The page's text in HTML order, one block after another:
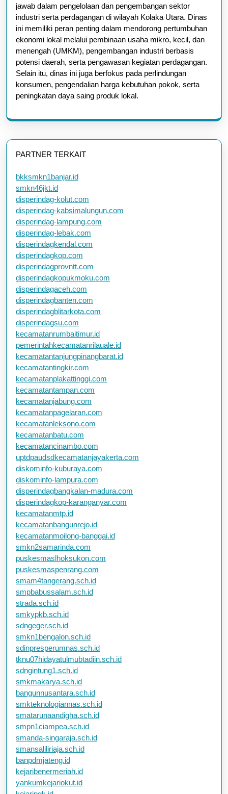
jawab dalam pengelolaan dan pengembangan sektor
industri serta perdagangan di wilayah Kolaka Utara. Dinas
ini memiliki peran penting dalam mendorong pertumbuhan
ekonomi lokal melalui pembinaan usaha mikro, kecil, dan
menengah (UMKM), pengembangan industri berbasis
potensi daerah, serta pengawasan kegiatan perdagangan.
Selain itu, dinas ini juga berfokus pada perlindungan
konsumen, pengendalian harga kebutuhan pokok, serta
peningkatan daya saing produk lokal.
PARTNER TERKAIT
bkksmkn1banjar.id
smkn46jkt.id
disperindag-kolut.com
disperindag-kabsimalungun.com
disperindag-lampung.com
disperindag-lebak.com
disperindagkendal.com
disperindagkop.com
disperindagprovntt.com
disperindagkopukmoku.com
disperindagaceh.com
disperindagbanten.com
disperindagblitarkota.com
disperindagsu.com
kecamatanrumbaitimur.id
pemerintahkecamatanrilauale.id
kecamatantanjungpinangbarat.id
kecamatantingkir.com
kecamatanplakattinggi.com
kecamatantampan.com
kecamatanjabung.com
kecamatanpagelaran.com
kecamatanleksono.com
kecamatanbatu.com
kecamatancinambo.com
uptdpaudsdkecamatanjayakerta.com
diskominfo-kuburaya.com
diskominfo-lampura.com
disperindagbangkalan-madura.com
disperindagkop-karanganyar.com
kecamatanmtp.id
kecamatanbangunrejo.id
kecamatanmoilong-banggai.id
smkn2samarinda.com
puskesmaslhoksukon.com
puskesmaspenrang.com
smam4tangerang.sch.id
smpbabussalam.sch.id
strada.sch.id
smkypkb.sch.id
sdngeger.sch.id
smkn1bengalon.sch.id
sdinpresperumnas.sch.id
tknu07hidayatulmubtadiin.sch.id
sdngintung1.sch.id
smkmakarya.sch.id
bangunnusantara.sch.id
smkteknologiannas.sch.id
smatarunaandigha.sch.id
smpn1ciampea.sch.id
smanda-singaraja.sch.id
smansaliliriaja.sch.id
banpdmjateng.id
kejaribenermeriah.id
yankumkejariokut.id